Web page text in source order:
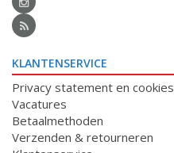
KLANTENSERVICE
Privacy statement en cookies
Vacatures
Betaalmethoden
Verzenden & retourneren